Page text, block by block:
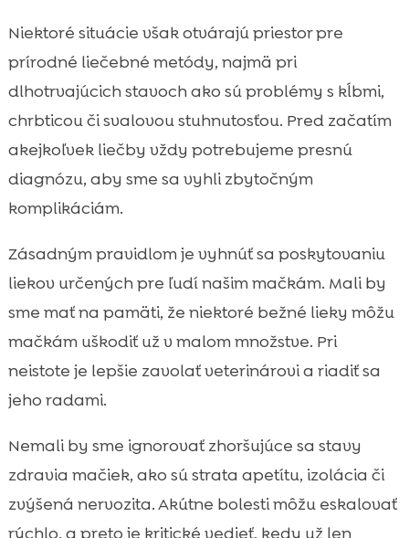
Niektoré situácie však otvárajú priestor pre
prírodné liečebné metódy, najmä pri
dlhotrvajúcich stavoch ako sú problémy s kĺbmi,
chrbticou či svalovou stuhnutosťou. Pred začatím
akejkoľvek liečby vždy potrebujeme presnú
diagnózu, aby sme sa vyhli zbytočným
komplikáciám.
Zásadným pravidlom je vyhnúť sa poskytovaniu
liekov určených pre ľudí našim mačkám. Mali by
sme mať na pamäti, že niektoré bežné lieky môžu
mačkám uškodiť už v malom množstve. Pri
neistote je lepšie zavolať veterinárovi a riadiť sa
jeho radami.
Nemali by sme ignorovať zhoršujúce sa stavy
zdravia mačiek, ako sú strata apetítu, izolácia či
zvýšená nervozita. Akútne bolesti môžu eskalovať